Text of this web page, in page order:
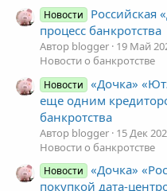
Новости
Российская
процесс банкротства
Автор blogger 19 Май
Новости о банкротстве
Новости
«Дочка»
еще одним
банкротства
Автор blogger 15 Дек
Новости о банкротстве
Новости
«Дочка»
покупкой дата-